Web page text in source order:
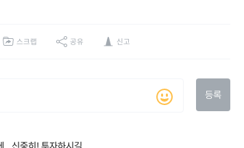
스크랩 공유 신고
등록